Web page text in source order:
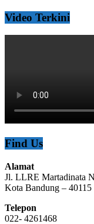
Video Terkini
Find Us
Alamat
Jl. LLRE Martadinata
Kota Bandung – 40115
Telepon
022- 4261468